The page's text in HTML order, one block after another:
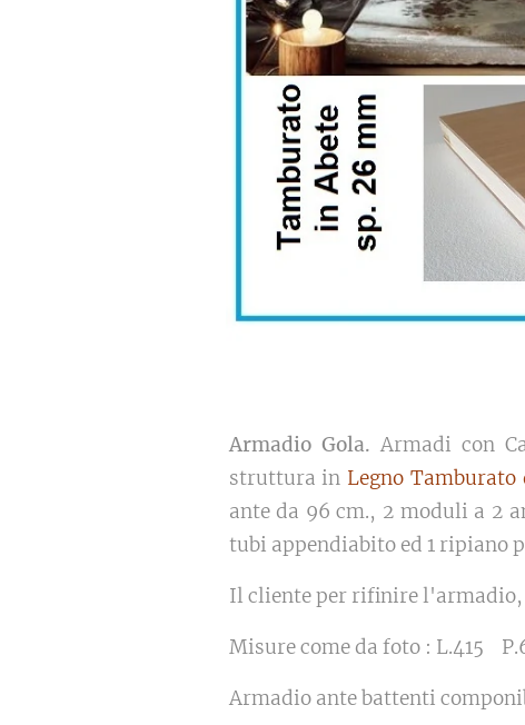
Armadio Gola. Armadi con
struttura in Legno Tamburato
ante da 96 cm., 2 moduli a 2
tubi appendiabito ed 1 ripiano
Il cliente per rifinire l'armadio,
Misure come da foto : L.415
Armadio ante battenti